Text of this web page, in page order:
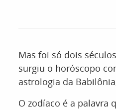
Mas foi só dois
surgiu o horóscopo
astrologia da
O zodíaco é a palavra